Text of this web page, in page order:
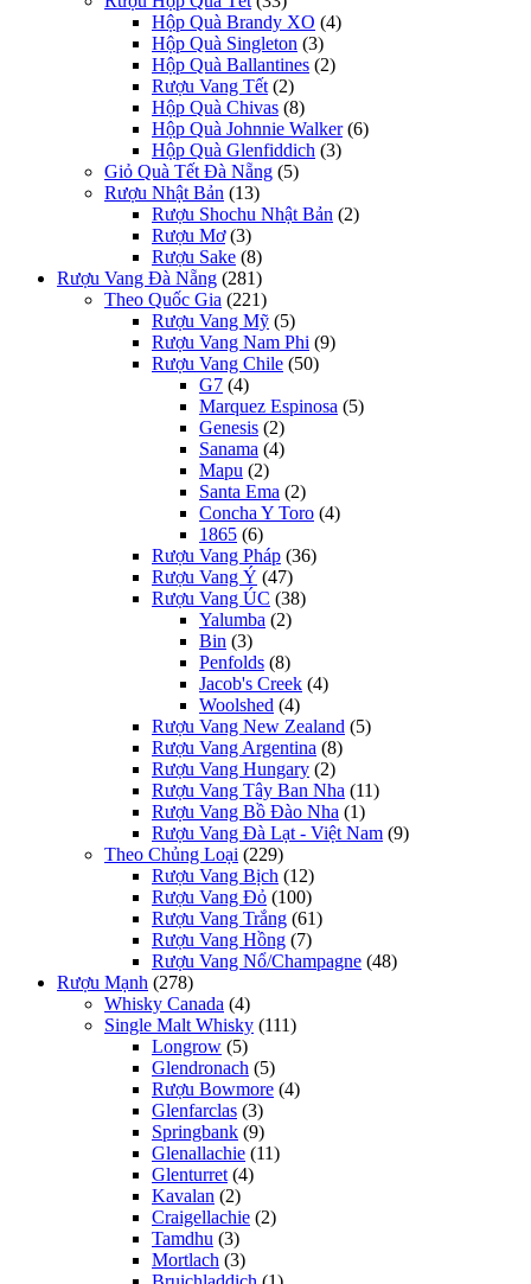
Hộp Quà Brandy XO (4)
Hộp Quà Singleton (3)
Hộp Quà Ballantines (2)
Rượu Vang Tết (2)
Hộp Quà Chivas (8)
Hộp Quà Johnnie Walker (6)
Hộp Quà Glenfiddich (3)
Giỏ Quà Tết Đà Nẵng (5)
Rượu Nhật Bản (13)
Rượu Shochu Nhật Bản (2)
Rượu Mơ (3)
Rượu Sake (8)
Rượu Vang Đà Nẵng (281)
Theo Quốc Gia (221)
Rượu Vang Mỹ (5)
Rượu Vang Nam Phi (9)
Rượu Vang Chile (50)
G7 (4)
Marquez Espinosa (5)
Genesis (2)
Sanama (4)
Mapu (2)
Santa Ema (2)
Concha Y Toro (4)
1865 (6)
Rượu Vang Pháp (36)
Rượu Vang Ý (47)
Rượu Vang ÚC (38)
Yalumba (2)
Bin (3)
Penfolds (8)
Jacob's Creek (4)
Woolshed (4)
Rượu Vang New Zealand (5)
Rượu Vang Argentina (8)
Rượu Vang Hungary (2)
Rượu Vang Tây Ban Nha (11)
Rượu Vang Bồ Đào Nha (1)
Rượu Vang Đà Lạt - Việt Nam (9)
Theo Chủng Loại (229)
Rượu Vang Bịch (12)
Rượu Vang Đỏ (100)
Rượu Vang Trắng (61)
Rượu Vang Hồng (7)
Rượu Vang Nổ/Champagne (48)
Rượu Mạnh (278)
Whisky Canada (4)
Single Malt Whisky (111)
Longrow (5)
Glendronach (5)
Rượu Bowmore (4)
Glenfarclas (3)
Springbank (9)
Glenallachie (11)
Glenturret (4)
Kavalan (2)
Craigellachie (2)
Tamdhu (3)
Mortlach (3)